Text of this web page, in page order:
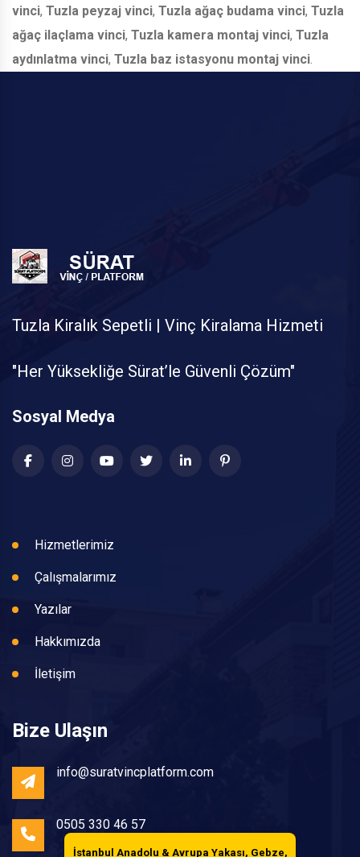
vinci, Tuzla peyzaj vinci, Tuzla ağaç budama vinci, Tuzla
ağaç ilaçlama vinci, Tuzla kamera montaj vinci, Tuzla
aydınlatma vinci, Tuzla baz istasyonu montaj vinci
İstanbul Anadolu & Avrupa Yakası, Gebze,
Tuzla Kiralık Sepetli | Vinç Kiralama Hizmeti
"Her Yüksekliğe Sürat’le Güvenli Çözüm"
Sosyal Medya
Hizmetlerimiz
Çalışmalarımız
Yazılar
Hakkımızda
İletişim
Bize Ulaşın
info@suratvincplatform.com
0505 330 46 57